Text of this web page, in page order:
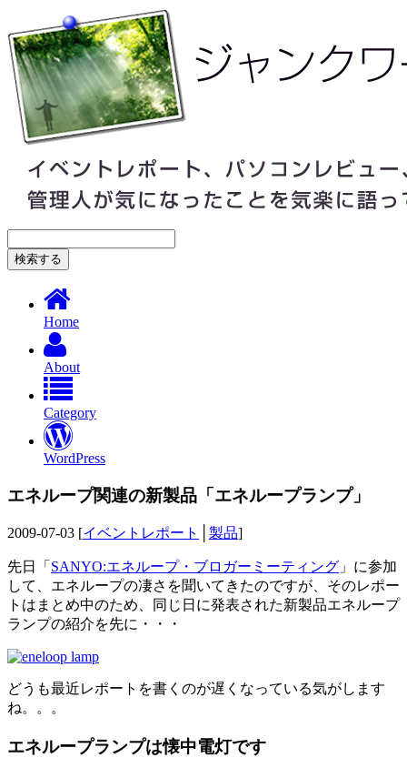
Home
About
Category
WordPress
エネループ関連の新製品「エネループランプ」
2009-07-03 [イベントレポート 製品]
先日「 SANYO:エネループ・ブロガーミーティング 」に参加
して、エネループの凄さを聞いてきたのですが、そのレポー
トはまとめ中のため、同じ日に発表された新製品エネループ
ランプの紹介を先に・・・
どうも最近レポートを書くのが遅くなっている気がします
ね。。。
エネループランプは懐中電灯です